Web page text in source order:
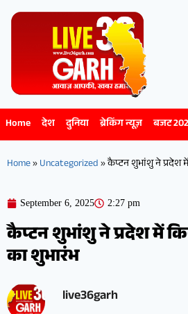
Home देश दुनिया ब्रेकिंग न्यूज़ बजट
Home»Uncategorized»कैप्टन शुभांशु ने प्रदेश में
September 6, 2025 2:27 pm
कैप्टन शुभांशु ने प्रदेश में
का शुभारंभ
live36garh